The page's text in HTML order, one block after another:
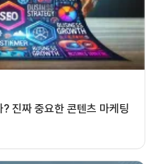
진짜 중요한 콘텐츠 마케팅